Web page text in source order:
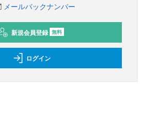
メールバックナンバー
新規会員登録 無料
ログイン